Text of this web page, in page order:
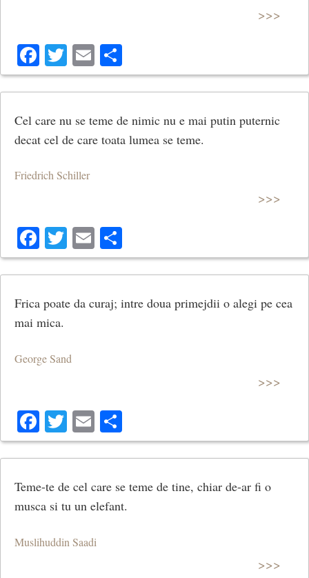
>>>
Facebook
Twitter
Email
Cel care nu se teme de nimic nu e mai putin puternic
decat cel de care toata lumea se teme.
Friedrich Schiller
>>>
Facebook
Twitter
Email
Frica poate da curaj; intre doua primejdii o alegi pe cea
mai mica.
George Sand
>>>
Facebook
Twitter
Email
Teme-te de cel care se teme de tine, chiar de-ar fi o
musca si tu un elefant.
Muslihuddin Saadi
>>>